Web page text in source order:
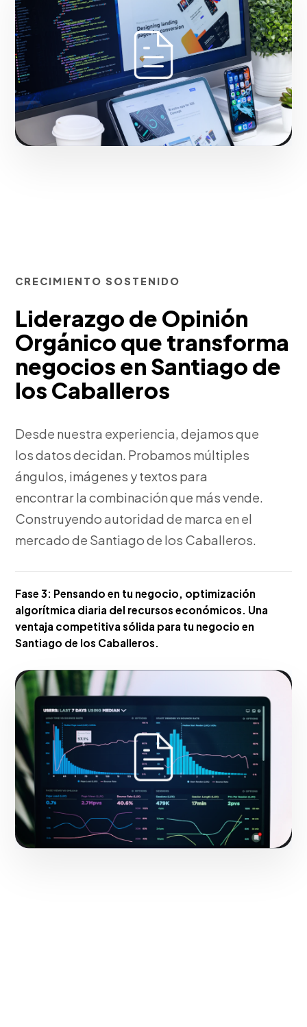
Construyendo autoridad de marca en el mercado de
Santiago de los Caballeros.
Iniciar proyecto
CRECIMIENTO SOSTENIDO
Liderazgo de Opinión
Orgánico que transforma
negocios en Santiago de
los Caballeros
Desde nuestra experiencia, dejamos que
los datos decidan. Probamos múltiples
ángulos, imágenes y textos para
encontrar la combinación que más vende.
Construyendo autoridad de marca en el
mercado de Santiago de los Caballeros.
Fase 3: Pensando en tu negocio, optimización
algorítmica diaria del recursos económicos. Una
ventaja competitiva sólida para tu negocio en
Santiago de los Caballeros.
Hacerlo realidad